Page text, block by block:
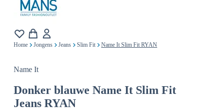
Home Jongens Jeans Slim Fit Name It Slim Fit RYAN
Name It
Donker blauwe Name It Slim Fit
Jeans RYAN